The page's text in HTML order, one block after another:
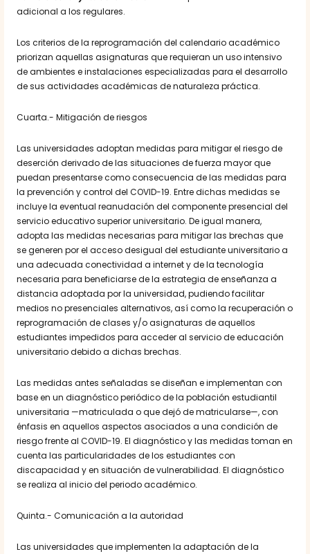
adicional a los regulares.
Los criterios de la reprogramación del calendario académico
priorizan aquellas asignaturas que requieran un uso intensivo
de ambientes e instalaciones especializadas para el desarrollo
de sus actividades académicas de naturaleza práctica.
Cuarta.- Mitigación de riesgos
Las universidades adoptan medidas para mitigar el riesgo de
deserción derivado de las situaciones de fuerza mayor que
puedan presentarse como consecuencia de las medidas para
la prevención y control del COVID-19. Entre dichas medidas se
incluye la eventual reanudación del componente presencial del
servicio educativo superior universitario. De igual manera,
adopta las medidas necesarias para mitigar las brechas que
se generen por el acceso desigual del estudiante universitario a
una adecuada conectividad a internet y de la tecnología
necesaria para beneficiarse de la estrategia de enseñanza a
distancia adoptada por la universidad, pudiendo facilitar
medios no presenciales alternativos, así como la recuperación o
reprogramación de clases y/o asignaturas de aquellos
estudiantes impedidos para acceder al servicio de educación
universitario debido a dichas brechas.
Las medidas antes señaladas se diseñan e implementan con
base en un diagnóstico periódico de la población estudiantil
universitaria —matriculada o que dejó de matricularse—, con
énfasis en aquellos aspectos asociados a una condición de
riesgo frente al COVID-19. El diagnóstico y las medidas toman en
cuenta las particularidades de los estudiantes con
discapacidad y en situación de vulnerabilidad. El diagnóstico
se realiza al inicio del periodo académico.
Quinta.- Comunicación a la autoridad
Las universidades que implementen la adaptación de la